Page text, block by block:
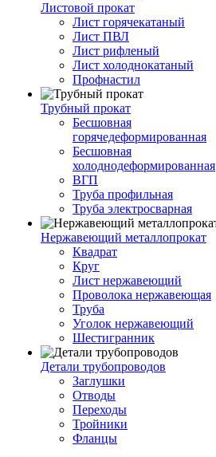
Листовой прокат
Лист горячекатаный
Лист ПВЛ
Лист рифленый
Лист холоднокатаный
Профнастил
Трубный прокат
Бесшовная
горячедеформированная
Бесшовная
холоднодеформированная
ВГП
Труба профильная
Труба электросварная
Нержавеющий металлопрокат
Квадрат
Круг
Лист нержавеющий
Проволока нержавеющая
Труба
Уголок нержавеющий
Шестигранник
Детали трубопроводов
Заглушки
Отводы
Переходы
Тройники
Фланцы